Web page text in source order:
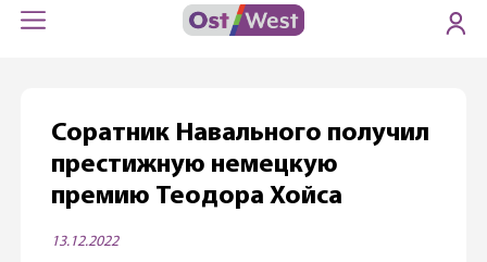
Соратник Навального получил
престижную немецкую
премию Теодора Хойса
13.12.2022